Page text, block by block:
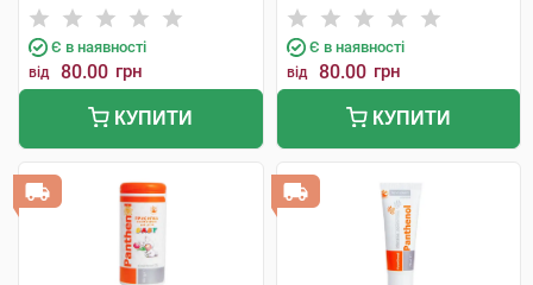
Є в наявності
від 80.00 грн
КУПИТИ
Є в наявності
від 80.00 грн
КУПИТИ